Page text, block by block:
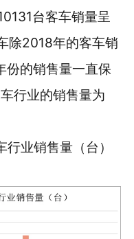
台客车销量呈
除2018年的客车销
份的销售量一直保
行业的销售量为
业销售量（台）